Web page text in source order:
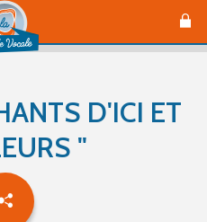
D'ICI ET
"